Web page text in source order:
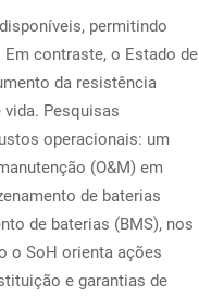
permitindo
contraste, o Estado de
da resistência
Pesquisas
operacionais: um
(O&M) em
de baterias
de baterias (BMS), nos
o SoH orienta ações
e garantias de